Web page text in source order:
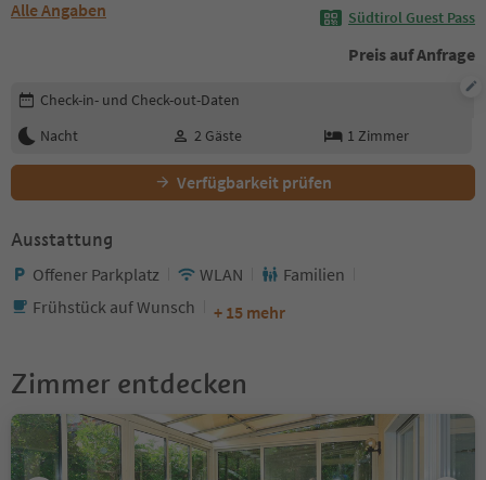
Alle Angaben Südtirol Guest Pass
Preis auf Anfrage
Buchungsdetails bearbeiten
Check-in- und Check-out-Daten
Nacht
2 Gäste 1 Zimmer
Verfügbarkeit prüfen
Ausstattung
Offener Parkplatz WLAN
Familien
Frühstück auf Wunsch
+ 15 mehr
Zimmer entdecken